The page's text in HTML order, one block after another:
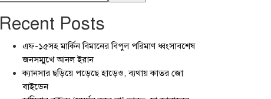
Recent Posts
এফ-১৫সহ মার্কিন বিমানের বিপুল পরিমাণ ধ্বংসাবশেষ
জনসম্মুখে আনল ইরান
ক্যানসার ছড়িয়ে পড়েছে হাড়েও, ব্যথায় কাতর জো
বাইডেন